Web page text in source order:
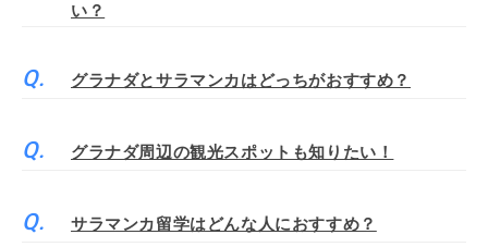
い？
グラナダとサラマンカはどっちがおすすめ？
グラナダ周辺の観光スポットも知りたい！
サラマンカ留学はどんな人におすすめ？